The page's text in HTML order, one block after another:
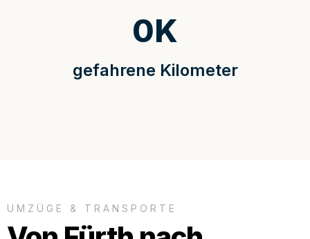
gefahrene Kilometer
0K
UMZÜGE & TRANSPORTE